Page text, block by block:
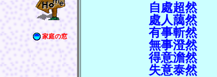
家庭の窓
自處超然 じ
處人藹然 し
有事斬然 ゆ
無事澄然 ぶ
得意澹然 と
失意泰然 し